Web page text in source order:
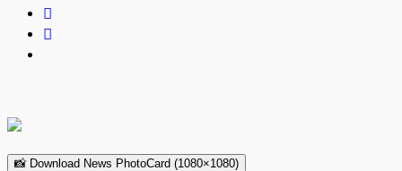
📸 Download News PhotoCard (1080×1080)